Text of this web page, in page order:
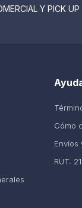
Y PICK
Cómo
Envíos
RUT: